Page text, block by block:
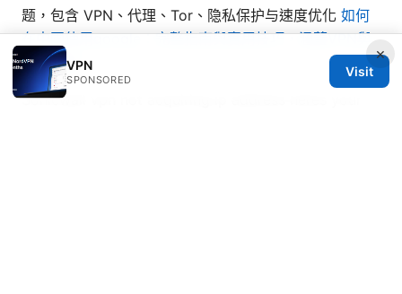
题，包含 VPN、代理、Tor、隐私保护与速度优化 如何
在中國使用google：完整指南與實用技巧，涵蓋VPN與
隱私保護
Sonicwall vpn not acquiring ip address heres your
×
VPN
SPONSORED
Visit